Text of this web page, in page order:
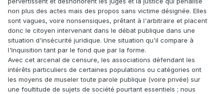
non plus des actes mais des propos sans victime désignée. Elles
sont vagues, voire nonsensiques, prêtant à l'arbitraire et placent
donc le citoyen intervenant dans le débat publique dans une
situation d'insécurité juridique. Une situation qu'il compare à
l'Inquisition tant par le fond que par la forme.
Avec cet arcenal de censure, les associations défendant les
intérêts particuliers de certaines populations ou catégories ont
les moyens de museler toute parole publique (voire privée) sur
une foultitude de sujets de société pourtant essentiels ; nous